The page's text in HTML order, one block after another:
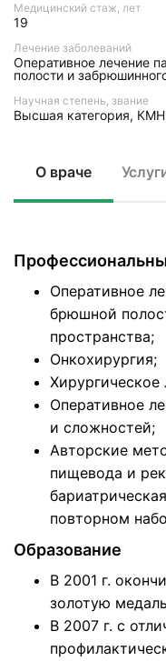
Медицинский стаж, лет
19
Лечение заболеваний
Оперативное лечение
полости и
Научная степень, звание
Высшая категория, КМН
О враче
Оперативное
брюшной
пространства;
Онкохирургия;
Оперативное
и сложностей;
Авторские
пищевода и
повторном
Образование
В 2001 г.
золотую
В 2007 г. с